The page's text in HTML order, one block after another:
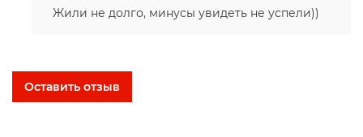
Жили не долго, минусы увидеть не успели))
Оставить отзыв